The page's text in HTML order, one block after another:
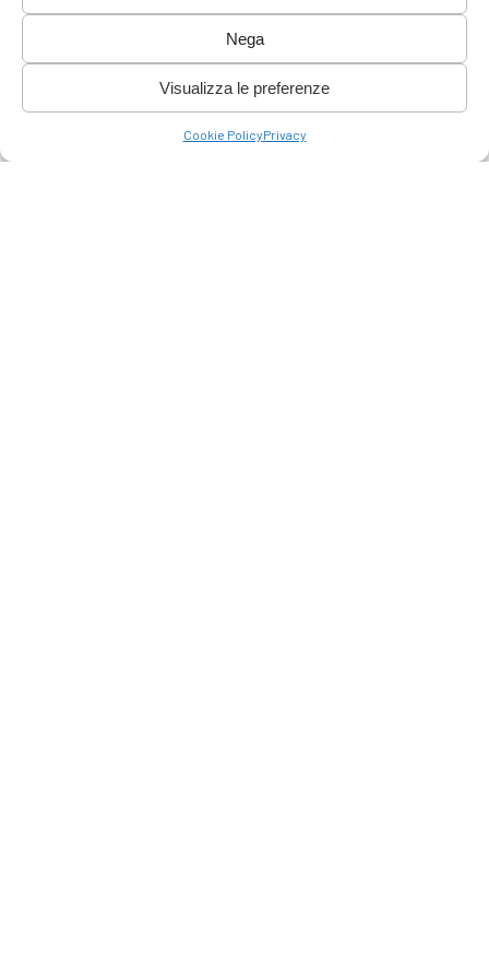
Nega
Visualizza le preferenze
Cookie PolicyPrivacy